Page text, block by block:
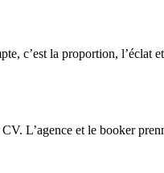
c’est la proportion, l’éclat
L’agence et le booker